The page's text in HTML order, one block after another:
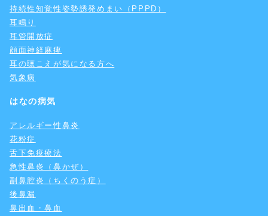
持続性知覚性姿勢誘発めまい（PPPD）
耳鳴り
耳管開放症
顔面神経麻痺
耳の聴こえが気になる方へ
気象病
はなの病気
アレルギー性鼻炎
花粉症
舌下免疫療法
急性鼻炎（鼻かぜ）
副鼻腔炎（ちくのう症）
後鼻漏
鼻出血・鼻血